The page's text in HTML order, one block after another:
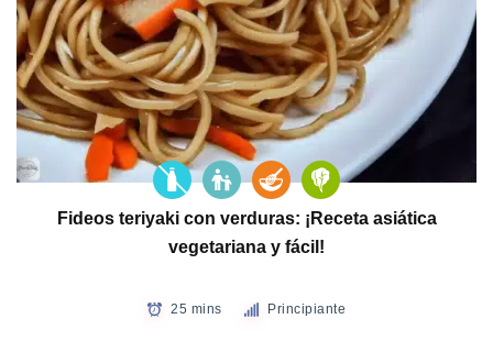
Fideos teriyaki con verduras: ¡Receta asiática
vegetariana y fácil!
25 mins Principiante